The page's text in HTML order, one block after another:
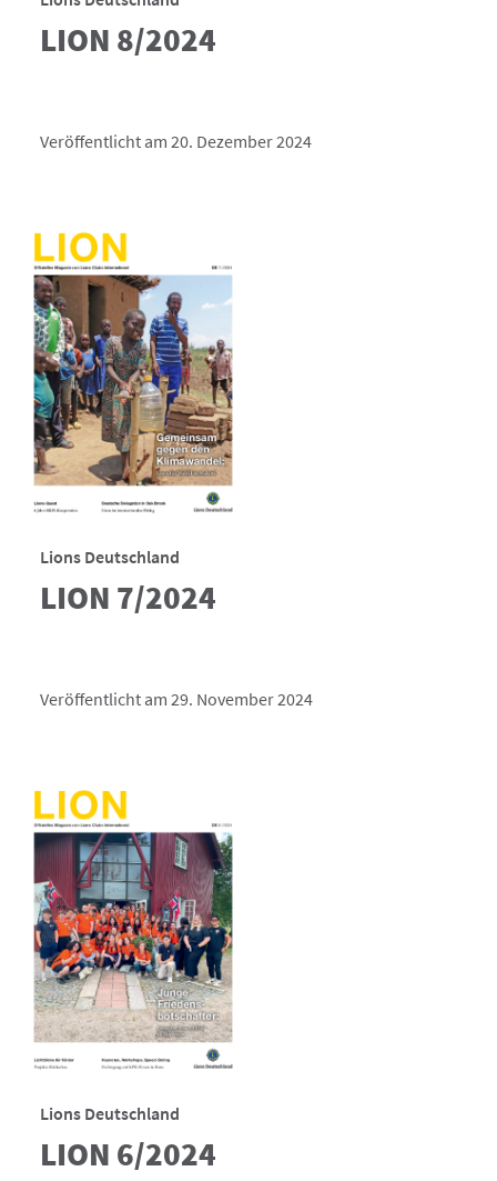
LION 8/2024
Veröffentlicht am 20. Dezember 2024
Lions Deutschland
LION 7/2024
Veröffentlicht am 29. November 2024
Lions Deutschland
LION 6/2024